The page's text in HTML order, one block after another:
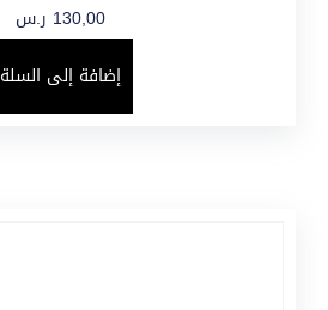
130,00 ر.س
إضافة إلى السلة